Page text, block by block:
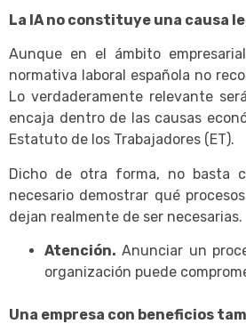
La IA no constituye una causa
Aunque en el ámbito
normativa laboral española no
Lo verdaderamente relevante
encaja dentro de las causas
Estatuto de los Trabajadores (ET).
Dicho de otra forma, no basta
necesario demostrar qué
dejan realmente de ser necesarias.
Atención. Anunciar un
organización puede
Una empresa con beneficios